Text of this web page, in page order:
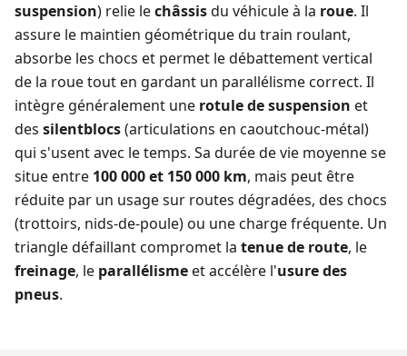
suspension) relie lechâssisdu véhicule à la roue. Il
assure le maintien géométrique du train roulant,
absorbe les chocs et permet le débattement vertical
de la roue tout en gardant un parallélisme correct. Il
intègre généralement une rotule de suspension et
des silentblocs(articulations en caoutchouc-métal)
qui s'usent avec le temps. Sa durée de vie moyenne se
situe entre 100 000 et 150 000 km, mais peut être
réduite par un usage sur routes dégradées, des chocs
(trottoirs, nids-de-poule) ou une charge fréquente. Un
triangle défaillant compromet la tenue de route, le
freinage, le parallélisme et accélère l'usure des
pneus.